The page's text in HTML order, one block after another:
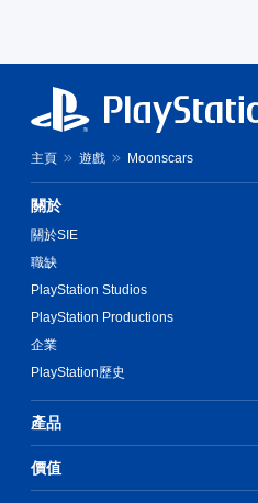
主頁 遊戲 Moonscars
關於
關於SIE
職缺
PlayStation Studios
PlayStation Productions
企業
PlayStation歷史
產品
價值